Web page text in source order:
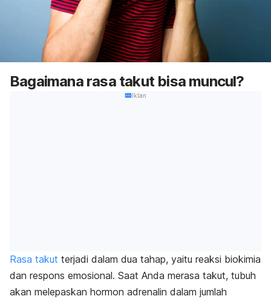
Bagaimana rasa takut bisa muncul?
Iklan
Rasa takut terjadi dalam dua tahap, yaitu reaksi biokimia
dan respons emosional. Saat Anda merasa takut, tubuh
akan melepaskan hormon adrenalin dalam jumlah